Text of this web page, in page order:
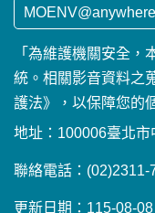
MOENV@anywhere
「為維護機關安全
統。相關影音資料之
護法》，以保障您的
地址：100006臺北
聯絡電話：(02)2311-
更新日期：115-08-08